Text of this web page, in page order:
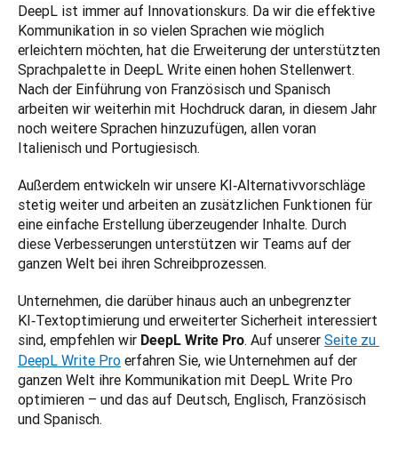
DeepL ist immer auf Innovationskurs. Da wir die effektive
Kommunikation in so vielen Sprachen wie möglich
erleichtern möchten, hat die Erweiterung der unterstützten
Sprachpalette in DeepL Write einen hohen Stellenwert.
Nach der Einführung von Französisch und Spanisch
arbeiten wir weiterhin mit Hochdruck daran, in diesem Jahr
noch weitere Sprachen hinzuzufügen, allen voran
Italienisch und Portugiesisch.
Außerdem entwickeln wir unsere KI‑Alternativvorschläge
stetig weiter und arbeiten an zusätzlichen Funktionen für
eine einfache Erstellung überzeugender Inhalte. Durch
diese Verbesserungen unterstützen wir Teams auf der
ganzen Welt bei ihren Schreibprozessen.
Unternehmen, die darüber hinaus auch an unbegrenzter
KI‑Textoptimierung und erweiterter Sicherheit interessiert
sind, empfehlen wir DeepL Write Pro. Auf unserer Seite zu
DeepL Write Pro erfahren Sie, wie Unternehmen auf der
ganzen Welt ihre Kommunikation mit DeepL Write Pro
optimieren – und das auf Deutsch, Englisch, Französisch
und Spanisch.